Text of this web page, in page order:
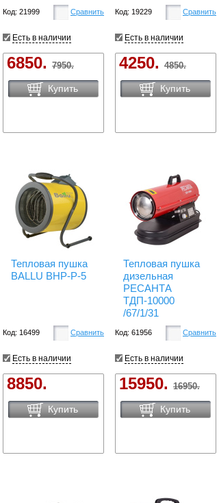
Код: 21999 Сравнить
Есть в наличии
6850. 7950.
Купить
Код: 19229 Сравнить
Есть в наличии
4250. 4850.
Купить
Тепловая пушка
BALLU BHP-P-5
Код: 16499 Сравнить
Есть в наличии
8850.
Купить
Тепловая пушка
дизельная
РЕСАНТА
ТДП-10000
/67/1/31
Код: 61956 Сравнить
Есть в наличии
15950. 16950.
Купить